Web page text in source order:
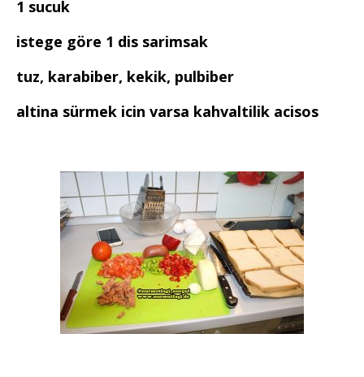
1 sucuk
istege göre 1 dis sarimsak
tuz, karabiber, kekik, pulbiber
altina sürmek icin varsa kahvaltilik acisos